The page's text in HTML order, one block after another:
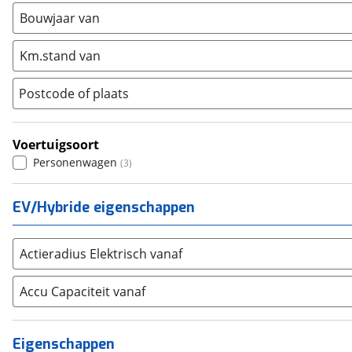
Nissan (2867
Opel (6220)
Peugeot (7283
Renault (7987)
Seat )
SKODA (3276)
Suzuki (2719
Toyota (8548)
Volvo (5873)
Abarth (40)
Aiways (16)
Aixam (76)
Alpina
Bouwjaar van
Km.stand van
Postcode of plaats
Voertuigsoort
Personenwagen (3)
EV/Hybride eigenschappen
Actieradius Elektrisch vanaf
Accu Capaciteit vanaf
Eigenschappen